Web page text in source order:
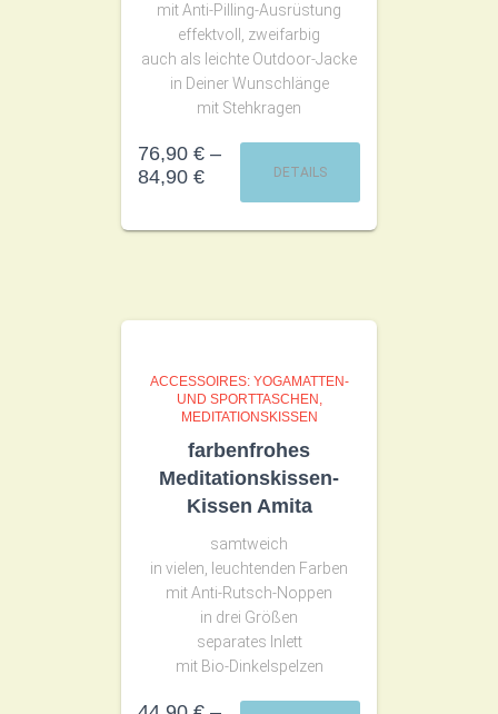
mit Anti-Pilling-Ausrüstung
effektvoll, zweifarbig
auch als leichte Outdoor-Jacke
in Deiner Wunschlänge
mit Stehkragen
76,90 € –
84,90 € DETAILS
ACCESSOIRES: YOGAMATTEN-
UND SPORTTASCHEN,
MEDITATIONSKISSEN
farbenfrohes
Meditationskissen-
Kissen Amita
samtweich
in vielen, leuchtenden Farben
mit Anti-Rutsch-Noppen
in drei Größen
separates Inlett
mit Bio-Dinkelspelzen